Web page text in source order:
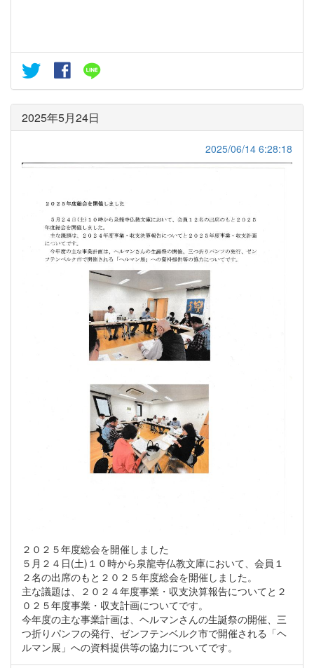
2025年5月24日
2025/06/14 6:28:18
２０２５年度総会を開催しました
５月２４日(土)１０時から泉龍寺仏教文庫において、会員１
２名の出席のもと２０２５年度総会を開催しました。
主な議題は、２０２４年度事業・収支決算報告についてと２
０２５年度事業・収支計画についてです。
今年度の主な事業計画は、ヘルマンさんの生誕祭の開催、三
つ折りパンフの発行、ゼンフテンベルク市で開催される「ヘ
ルマン展」への資料提供等の協力についてです。